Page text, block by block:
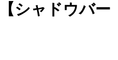
シャドウバー